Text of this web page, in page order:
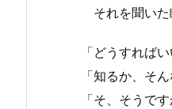
それを聞いた
「どうすれば
「知るか、そ
「そ、そうで